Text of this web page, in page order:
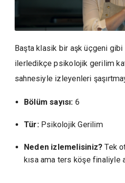
Başta klasik bir aşk üçgeni
ilerledikçe psikolojik gerilim
sahnesiyle izleyenleri
Bölüm sayısı: 6
Tür:Psikolojik Gerilim
Neden izlemelisiniz? Tek
kısa ama ters köşe finaliyle